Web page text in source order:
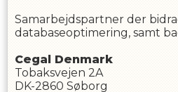
Samarbejdspartner der
databaseoptimering, samt
Cegal Denmark
Tobaksvejen 2A
DK-2860 Søborg